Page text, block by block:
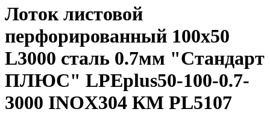
Лоток листовой
перфорированный 100х50
L3000 сталь 0.7мм "Стандарт
ПЛЮС" LPEplus50-100-0.7-
3000 INOX304 КМ PL5107